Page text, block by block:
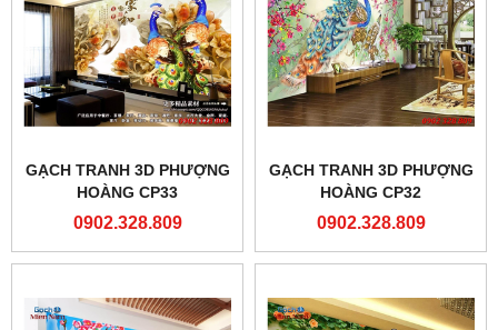
GẠCH TRANH 3D PHƯỢNG
HOÀNG CP33
0902.328.809
GẠCH TRANH 3D PHƯỢNG
HOÀNG CP32
0902.328.809